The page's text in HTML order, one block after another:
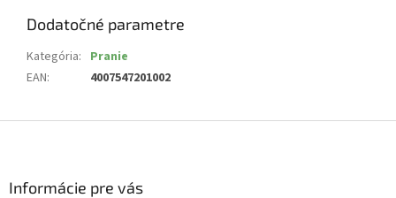
Dodatočné parametre
Kategória: Pranie
EAN: 4007547201002
Informácie pre vás